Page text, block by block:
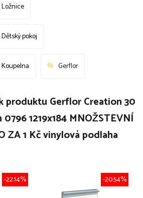
Ložnice
Dětský pokoj
Koupelna Gerflor
produktu Gerflor Creation 30
1219x184 MNOŽSTEVNÍ
ZA 1 Kč vinylová podlaha
-22.14% -20.54%